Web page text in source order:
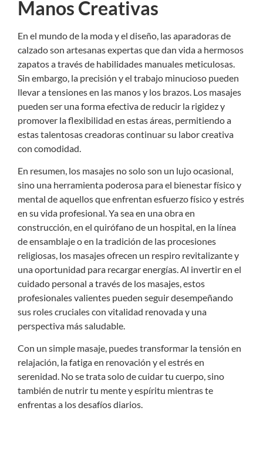
Manos Creativas
En el mundo de la moda y el diseño, las aparadoras de
calzado son artesanas expertas que dan vida a hermosos
zapatos a través de habilidades manuales meticulosas.
Sin embargo, la precisión y el trabajo minucioso pueden
llevar a tensiones en las manos y los brazos. Los masajes
pueden ser una forma efectiva de reducir la rigidez y
promover la flexibilidad en estas áreas, permitiendo a
estas talentosas creadoras continuar su labor creativa
con comodidad.
En resumen, los masajes no solo son un lujo ocasional,
sino una herramienta poderosa para el bienestar físico y
mental de aquellos que enfrentan esfuerzo físico y estrés
en su vida profesional. Ya sea en una obra en
construcción, en el quirófano de un hospital, en la línea
de ensamblaje o en la tradición de las procesiones
religiosas, los masajes ofrecen un respiro revitalizante y
una oportunidad para recargar energías. Al invertir en el
cuidado personal a través de los masajes, estos
profesionales valientes pueden seguir desempeñando
sus roles cruciales con vitalidad renovada y una
perspectiva más saludable.
Con un simple masaje, puedes transformar la tensión en
relajación, la fatiga en renovación y el estrés en
serenidad. No se trata solo de cuidar tu cuerpo, sino
también de nutrir tu mente y espíritu mientras te
enfrentas a los desafíos diarios.